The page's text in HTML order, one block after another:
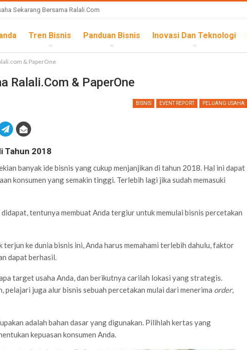
Sekarang Bersama Ralali.com
Tren Bisnis Panduan Bisnis Inovasi Dan Teknologi
& PaperOne
Ralali.com & PaperOne
BISNIS EVENT REPORT PELUANG USAHA
Tahun 2018
banyak ide bisnis yang cukup menjanjikan di tahun 2018. Hal ini dapat
konsumen yang semakin tinggi. Terlebih lagi jika sudah memasuki
tentunya membuat Anda tergiur untuk memulai bisnis percetakan
terjun ke dunia bisnis ini, Anda harus memahami terlebih dahulu, faktor
dapat berhasil.
target usaha Anda, dan berikutnya carilah lokasi yang strategis.
pelajari juga alur bisnis sebuah percetakan mulai dari menerima order,
adalah bahan dasar yang digunakan. Pilihlah kertas yang
kepuasan konsumen Anda.